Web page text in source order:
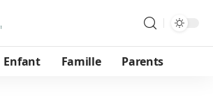
Enfant Famille Parents